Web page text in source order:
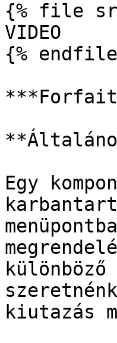
{% file
VIDEO
{%
***Forfait
Egy
kiutazás